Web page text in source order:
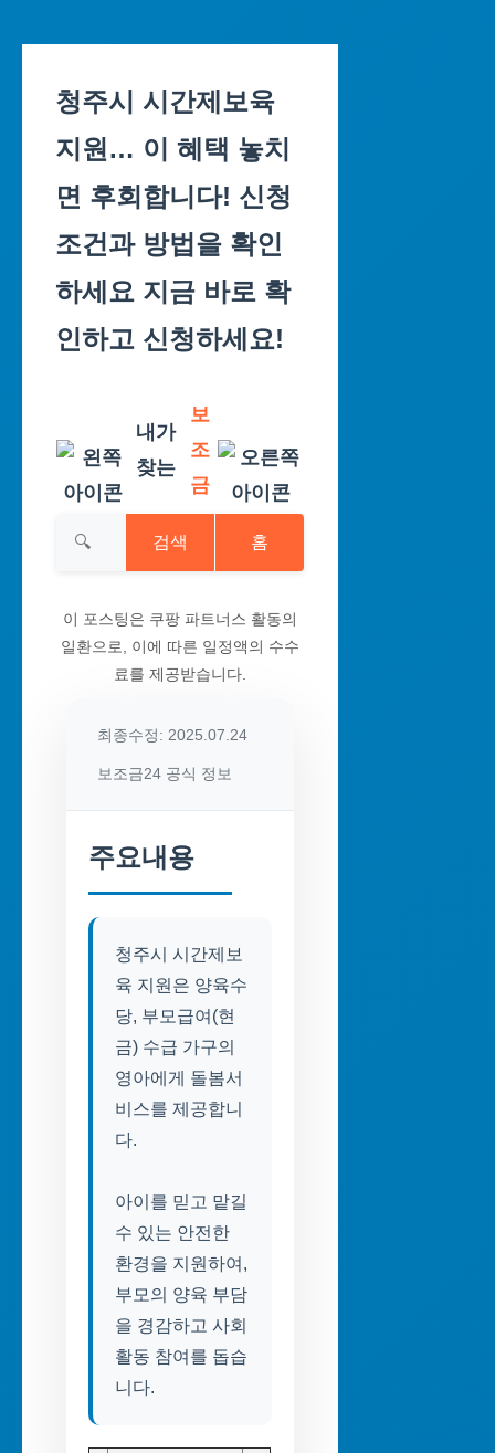
content
청주시 시간제보육
지원… 이 혜택 놓치
면 후회합니다! 신청
조건과 방법을 확인
하세요 지금 바로 확
인하고 신청하세요!
내가
찾는
보
조
금
검색 홈
이 포스팅은 쿠팡 파트너스 활동의
일환으로, 이에 따른 일정액의 수수
료를 제공받습니다.
최종수정: 2025.07.24
보조금24 공식 정보
주요내용
청주시 시간제보
육 지원은 양육수
당, 부모급여(현
금) 수급 가구의
영아에게 돌봄서
비스를 제공합니
다.
아이를 믿고 맡길
수 있는 안전한
환경을 지원하여,
부모의 양육 부담
을 경감하고 사회
활동 참여를 돕습
니다.